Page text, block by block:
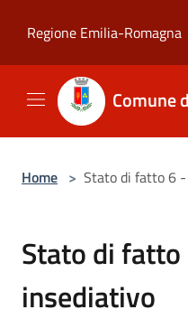
Regione Emilia-Romagna
Comune
Home > Stato di fatto 6
Stato di
insediativo